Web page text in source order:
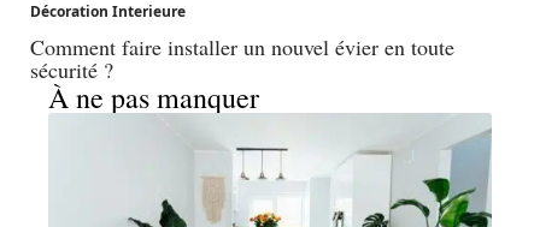
Décoration Interieure
Comment faire installer un nouvel évier en toute
sécurité ?
À ne pas manquer